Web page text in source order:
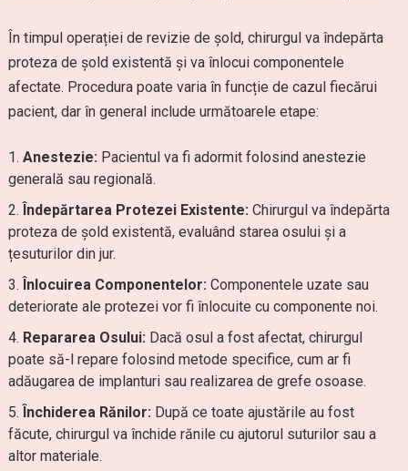
În timpul operației de revizie de șold, chirurgul va îndepărta
proteza de șold existentă și va înlocui componentele
afectate. Procedura poate varia în funcție de cazul fiecărui
pacient, dar în general include următoarele etape:
Anestezie: Pacientul va fi adormit folosind anestezie
generală sau regională.
Îndepărtarea Protezei Existente: Chirurgul va îndepărta
proteza de șold existentă, evaluând starea osului și a
țesuturilor din jur.
Înlocuirea Componentelor: Componentele uzate sau
deteriorate ale protezei vor fi înlocuite cu componente noi.
Repararea Osului: Dacă osul a fost afectat, chirurgul
poate să-l repare folosind metode specifice, cum ar fi
adăugarea de implanturi sau realizarea de grefe osoase.
Închiderea Rănilor: După ce toate ajustările au fost
făcute, chirurgul va închide rănile cu ajutorul suturilor sau a
altor materiale.